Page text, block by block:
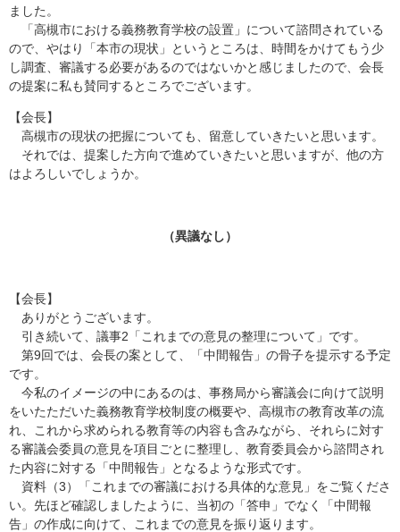
ました。
「高槻市における義務教育学校の設置」について諮問されている
ので、やはり「本市の現状」というところは、時間をかけてもう少
し調査、審議する必要があるのではないかと感じましたので、会長
の提案に私も賛同するところでございます。
【会長】
高槻市の現状の把握についても、留意していきたいと思います。
それでは、提案した方向で進めていきたいと思いますが、他の方
はよろしいでしょうか。
（異議なし）
【会長】
ありがとうございます。
引き続いて、議事2「これまでの意見の整理について」です。
第9回では、会長の案として、「中間報告」の骨子を提示する予定
です。
今私のイメージの中にあるのは、事務局から審議会に向けて説明
をいたただいた義務教育学校制度の概要や、高槻市の教育改革の流
れ、これから求められる教育等の内容も含みながら、それらに対す
る審議会委員の意見を項目ごとに整理し、教育委員会から諮問され
た内容に対する「中間報告」となるような形式です。
資料（3）「これまでの審議における具体的な意見」をご覧くださ
い。先ほど確認しましたように、当初の「答申」でなく「中間報
告」の作成に向けて、これまでの意見を振り返ります。